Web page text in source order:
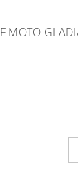
MOTO